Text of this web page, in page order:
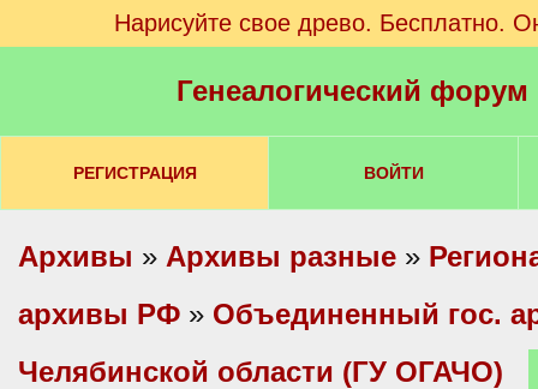
Нарисуйте свое древо. Бесплатно.
Генеалогический
РЕГИСТРАЦИЯ ВОЙТИ
Архивы » Архивы разные »
архивы РФ » Объединенный гос.
Челябинской области (ГУ ОГАЧО)